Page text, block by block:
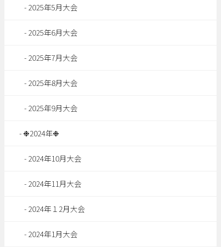
2025年5月大会
2025年6月大会
2025年7月大会
2025年8月大会
2025年9月大会
❉2024年❉
2024年10月大会
2024年11月大会
2024年１2月大会
2024年1月大会